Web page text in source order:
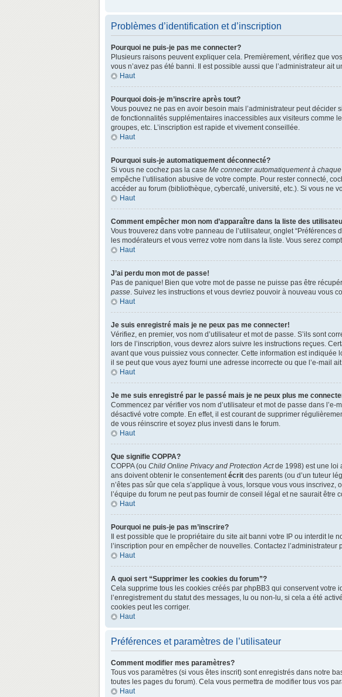
Problèmes d’identification et d’inscription
Pourquoi ne puis-je pas me connecter?
Plusieurs raisons peuvent expliquer cela. Premièrement, vérifiez que
vous n’avez pas été banni. Il est possible aussi que l’administrateur ait
Haut
Pourquoi dois-je m’inscrire après tout?
Vous pouvez ne pas en avoir besoin mais l’administrateur peut
de fonctionnalités supplémentaires inaccessibles aux visiteurs comme
groupes, etc. L’inscription est rapide et vivement conseillée.
Haut
Pourquoi suis-je automatiquement déconnecté?
Si vous ne cochez pas la case Me connecter automatiquement à
empêche l’utilisation abusive de votre compte. Pour rester connecté,
accéder au forum (bibliothèque, cybercafé, université, etc.). Si vous ne
Haut
Comment empêcher mon nom d’apparaître dans la liste des
Vous trouverez dans votre panneau de l’utilisateur, onglet “Préférences
les modérateurs et vous verrez votre nom dans la liste. Vous serez
Haut
J’ai perdu mon mot de passe!
Pas de panique! Bien que votre mot de passe ne puisse pas être
passe. Suivez les instructions et vous devriez pouvoir à nouveau vous
Haut
Je suis enregistré mais je ne peux pas me connecter!
Vérifiez, en premier, vos nom d’utilisateur et mot de passe. S’ils sont
lors de l’inscription, vous devrez alors suivre les instructions reçues.
avant que vous puissiez vous connecter. Cette information est indiquée
il se peut que vous ayez fourni une adresse incorrecte ou que l’e-mail
Haut
Je me suis enregistré par le passé mais je ne peux plus me
Commencez par vérifier vos nom d’utilisateur et mot de passe dans
désactivé votre compte. En effet, il est courant de supprimer
de vous réinscrire et soyez plus investi dans le forum.
Haut
Que signifie COPPA?
COPPA (ou Child Online Privacy and Protection Actde 1998) est une loi
ans doivent obtenir le consentementécrit des parents (ou d’un tuteur
n’êtes pas sûr que cela s’applique à vous, lorsque vous vous
l’équipe du forum ne peut pas fournir de conseil légal et ne saurait
Haut
Pourquoi ne puis-je pas m’inscrire?
Il est possible que le propriétaire du site ait banni votre IP ou interdit le
l’inscription pour en empêcher de nouvelles. Contactez
Haut
A quoi sert “Supprimer les cookies du forum”?
Cela supprime tous les cookies créés par phpBB3 qui conservent
l’enregistrement du statut des messages, lu ou non-lu, si cela a été
cookies peut les corriger.
Haut
Préférences et paramètres de l’utilisateur
Comment modifier mes paramètres?
Tous vos paramètres (si vous êtes inscrit) sont enregistrés dans notre
toutes les pages du forum). Cela vous permettra de modifier tous vos
Haut